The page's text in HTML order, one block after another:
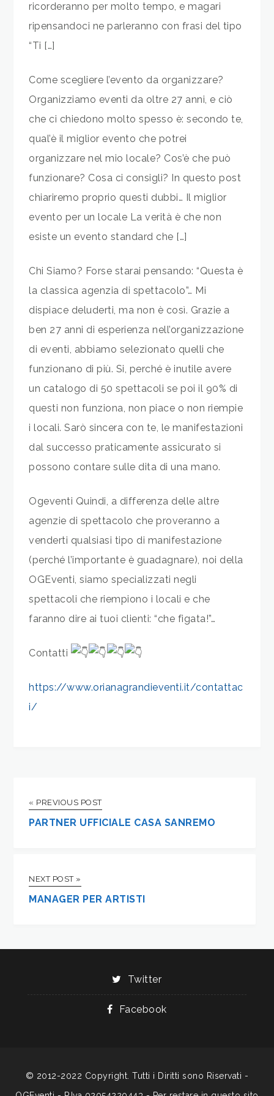
ricorderanno per molto tempo, e magari
ripensandoci ne parleranno con frasi del tipo
“Ti […]
Come scegliere l’evento da organizzare?
Organizziamo eventi da oltre 27 anni, e ciò
che ci chiedono molto spesso è: secondo te,
qual’è il miglior evento che potrei
organizzare nel mio locale? Cos’è che può
funzionare? Cosa ci consigli? In questo post
chiariremo proprio questi dubbi… Il miglior
evento per un locale La verità è che non
esiste un evento standard che […]
Chi Siamo? Forse starai pensando: “Questa è
la classica agenzia di spettacolo”… Mi
dispiace deluderti, ma non è così. Grazie a
ben 27 anni di esperienza nell’organizzazione
di eventi, abbiamo selezionato quelli che
funzionano di più. Si, perché è inutile avere
un catalogo di 50 spettacoli se poi il 90% di
questi non funziona, non piace o non riempie
i locali. Sarò sincera con te, le manifestazioni
dal successo praticamente assicurato si
possono contare sulle dita di una mano.
Ogeventi Quindi, a differenza delle altre
agenzie di spettacolo che proveranno a
venderti qualsiasi tipo di manifestazione
(perché l’importante è guadagnare), noi della
OGEventi, siamo specializzati negli
spettacoli che riempiono i locali e che
faranno dire ai tuoi clienti: “che figata!”…
Contatti
https://www.orianagrandieventi.it/contattac
i/
« PREVIOUS POST
PARTNER UFFICIALE CASA SANREMO
NEXT POST »
MANAGER PER ARTISTI
Twitter
Facebook
© 2012-2022 Copyright. Tutti i Diritti sono Riservati -